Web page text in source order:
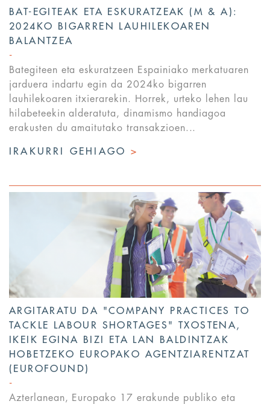
BAT-EGITEAK ETA ESKURATZEAK (M & A):
2024KO BIGARREN LAUHILEKOAREN
BALANTZEA
Bategiteen eta eskuratzeen Espainiako merkatuaren
jarduera indartu egin da 2024ko bigarren
lauhilekoaren itxierarekin. Horrek, urteko lehen lau
hilabeteekin alderatuta, dinamismo handiagoa
erakusten du amaitutako transakzioen...
IRAKURRI GEHIAGO>
ARGITARATU DA "COMPANY PRACTICES TO
TACKLE LABOUR SHORTAGES" TXOSTENA,
IKEIK EGINA BIZI ETA LAN BALDINTZAK
HOBETZEKO EUROPAKO AGENTZIARENTZAT
(EUROFOUND)
Azterlanean, Europako 17 erakunde publiko eta